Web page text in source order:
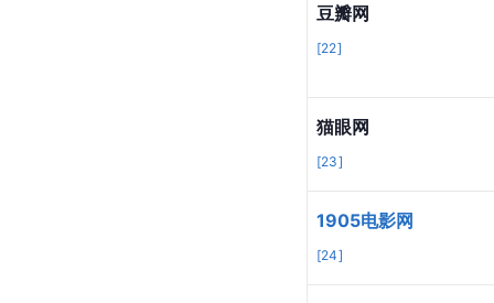
豆瓣网
[22]
猫眼网
[23]
1905电影网
[24]